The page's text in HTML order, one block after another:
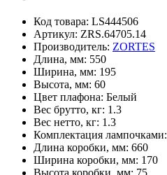
Код товара: LS444506
Артикул: ZRS.64705.14
Производитель: ZORTES
Длина, мм: 550
Ширина, мм: 195
Высота, мм: 60
Цвет плафона: Белый
Вес брутто, кг: 1.3
Вес нетто, кг: 1.3
Комплектация лампочками:
Длина коробки, мм: 660
Ширина коробки, мм: 170
Высота коробки, мм: 75